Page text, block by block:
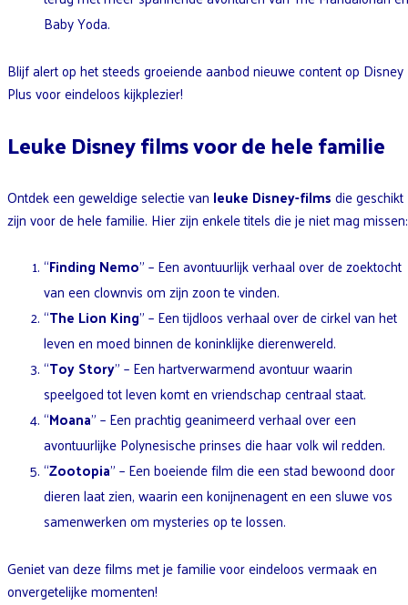
Baby Yoda.
Blijf alert op het steeds groeiende aanbod nieuwe content op Disney
Plus voor eindeloos kijkplezier!
Leuke Disney films voor de hele familie
Ontdek een geweldige selectie van leuke Disney-filmsdie geschikt
zijn voor de hele familie. Hier zijn enkele titels die je niet mag missen:
“Finding Nemo” – Een avontuurlijk verhaal over de zoektocht
van een clownvis om zijn zoon te vinden.
“The Lion King” – Een tijdloos verhaal over de cirkel van het
leven en moed binnen de koninklijke dierenwereld.
“Toy Story” – Een hartverwarmend avontuur waarin
speelgoed tot leven komt en vriendschap centraal staat.
“Moana” – Een prachtig geanimeerd verhaal over een
avontuurlijke Polynesische prinses die haar volk wil redden.
“Zootopia” – Een boeiende film die een stad bewoond door
dieren laat zien, waarin een konijnenagent en een sluwe vos
samenwerken om mysteries op te lossen.
Geniet van deze films met je familie voor eindeloos vermaak en
onvergetelijke momenten!